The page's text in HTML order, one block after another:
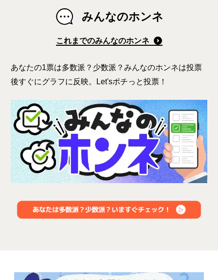
みんなのホンネ
これまでのみんなのホンネ
あなたの1票は多数派？少数派？みんなのホンネは投票
後すぐにグラフに反映。Let'sポチっと投票！